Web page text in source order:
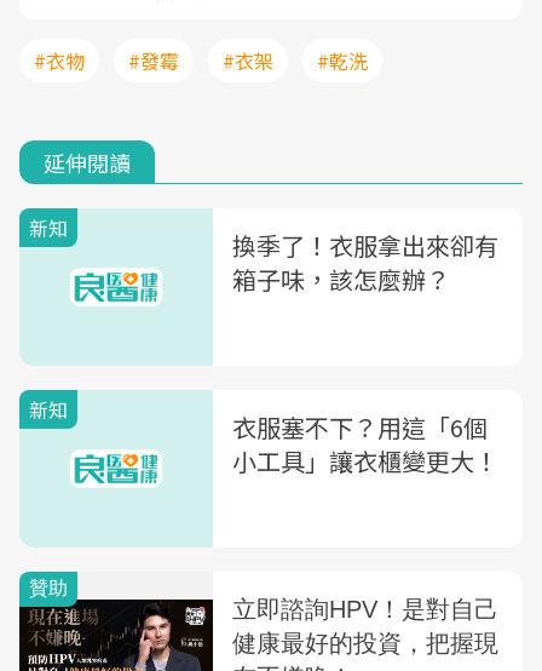
#衣物 #發霉 #衣架 #乾洗
延伸閱讀
新知
換季了！衣服拿出來卻有
箱子味，該怎麼辦？
新知
衣服塞不下？用這「6個
小工具」讓衣櫃變更大！